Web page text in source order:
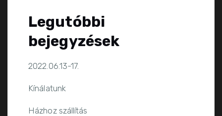
Legutóbbi
bejegyzések
2022.06.13-17.
Kínálatunk
Házhoz szállítás